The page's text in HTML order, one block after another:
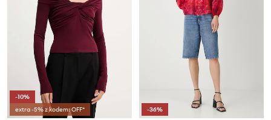
-10%
extra -5% z kodem: OFF*
-36%